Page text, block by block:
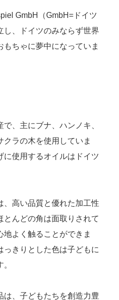
GmbH（GmbH=ドイツ
し、ドイツのみならず世界
ちゃに夢中になっていま
、主にブナ、ハンノキ、
ラの木を使用していま
に使用するオイルはドイツ
、高い品質と優れた加工性
とんどの角は面取りされて
よく触ることができま
っきりとした色は子どもに
は、子どもたちを創造力豊